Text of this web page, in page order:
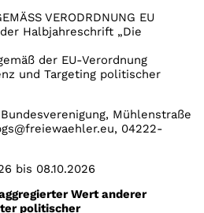
VERODRDNUNG EU
Halbjahreschrift „Die
der EU-Verordnung
und Targeting politischer
Bundesverenigung, Mühlenstraße
04222-
bis 08.10.2026
Wert anderer
politischer